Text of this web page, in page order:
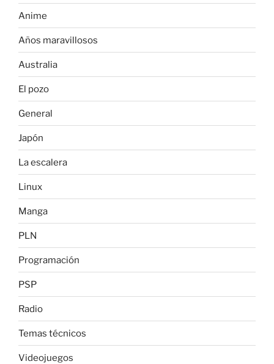
Anime
Años maravillosos
Australia
El pozo
General
Japón
La escalera
Linux
Manga
PLN
Programación
PSP
Radio
Temas técnicos
Videojuegos